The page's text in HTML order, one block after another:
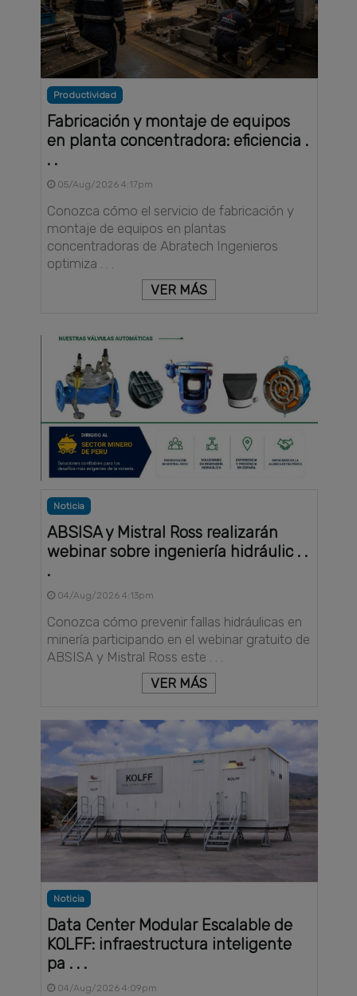
Productividad
Fabricación y montaje de equipos
en planta concentradora: eficiencia .
. .
05/Aug/2026 4:17pm
Conozca cómo el servicio de fabricación y
montaje de equipos en plantas
concentradoras de Abratech Ingenieros
optimiza . . .
VER MÁS
Noticia
ABSISA y Mistral Ross realizarán
webinar sobre ingeniería hidráulic . .
.
04/Aug/2026 4:13pm
Conozca cómo prevenir fallas hidráulicas en
minería participando en el webinar gratuito de
ABSISA y Mistral Ross este . . .
VER MÁS
Noticia
Data Center Modular Escalable de
KOLFF: infraestructura inteligente
pa . . .
04/Aug/2026 4:09pm